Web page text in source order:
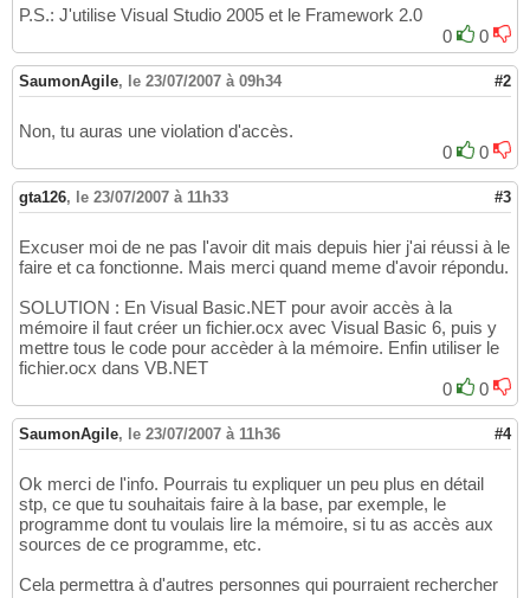
P.S.: J'utilise Visual Studio 2005 et le Framework 2.0
0
0
SaumonAgile, le 23/07/2007 à 09h34 #2
Non, tu auras une violation d'accès.
0
0
gta126, le 23/07/2007 à 11h33 #3
Excuser moi de ne pas l'avoir dit mais depuis hier j'ai réussi à le
faire et ca fonctionne. Mais merci quand meme d'avoir répondu.
SOLUTION : En Visual Basic.NET pour avoir accès à la
mémoire il faut créer un fichier.ocx avec Visual Basic 6, puis y
mettre tous le code pour accèder à la mémoire. Enfin utiliser le
fichier.ocx dans VB.NET
0
0
SaumonAgile, le 23/07/2007 à 11h36 #4
Ok merci de l'info. Pourrais tu expliquer un peu plus en détail
stp, ce que tu souhaitais faire à la base, par exemple, le
programme dont tu voulais lire la mémoire, si tu as accès aux
sources de ce programme, etc.
Cela permettra à d'autres personnes qui pourraient rechercher